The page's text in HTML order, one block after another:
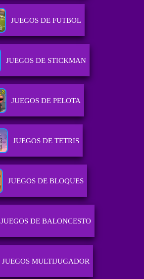
JUEGOS DE FUTBOL
JUEGOS DE STICKMAN
JUEGOS DE PELOTA
JUEGOS DE TETRIS
JUEGOS DE BLOQUES
JUEGOS DE BALONCESTO
JUEGOS MULTIJUGADOR